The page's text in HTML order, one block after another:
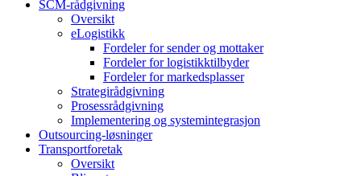
SCM-rådgivning
Oversikt
eLogistikk
Fordeler for sender og mottaker
Fordeler for logistikktilbyder
Fordeler for markedsplasser
Strategirådgivning
Prosessrådgivning
Implementering og systemintegrasjon
Outsourcing-løsninger
Transportforetak
Oversikt